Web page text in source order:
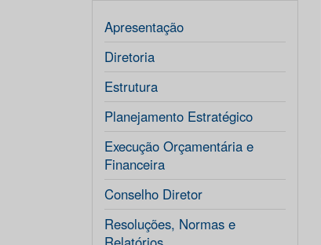
Apresentação
Diretoria
Estrutura
Planejamento Estratégico
Execução Orçamentária e
Financeira
Conselho Diretor
Resoluções, Normas e